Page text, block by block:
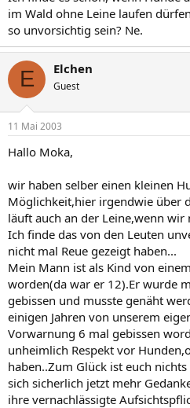
im Wald ohne Leine laufen
so unvorsichtig sein? Ne.
E Elchen
Guest
11 Mai 2003
Hallo Moka,
wir haben selber einen kleinen
Möglichkeit,hier irgendwie über
läuft auch an der Leine,wenn wir
Ich finde das von den Leuten
nicht mal Reue gezeigt haben...
Mein Mann ist als Kind von
worden(da war er 12).Er wurde
gebissen und musste genäht
einigen Jahren von unserem
Vorwarnung 6 mal gebissen
unheimlich Respekt vor
haben..Zum Glück ist euch
sich sicherlich jetzt mehr
ihre vernachlässigte